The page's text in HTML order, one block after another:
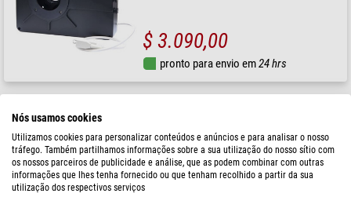
$ 3.090,00
pronto para envio em24 hrs
Nós usamos cookies
Utilizamos cookies para personalizar conteúdos e anúncios e para analisar o nosso
tráfego. Também partilhamos informações sobre a sua utilização do nosso sítio com
os nossos parceiros de publicidade e análise, que as podem combinar com outras
informações que lhes tenha fornecido ou que tenham recolhido a partir da sua
utilização dos respectivos serviços